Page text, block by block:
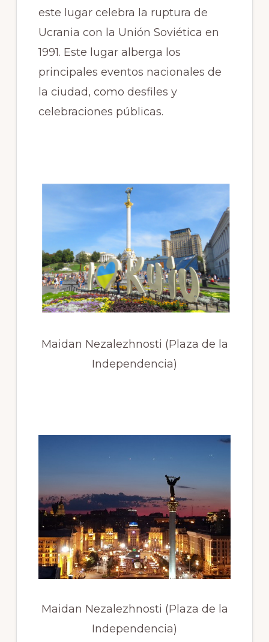
este lugar celebra la ruptura de
Ucrania con la Unión Soviética en
1991. Este lugar alberga los
principales eventos nacionales de
la ciudad, como desfiles y
celebraciones públicas.
Maidan Nezalezhnosti (Plaza de la
Independencia)
Maidan Nezalezhnosti (Plaza de la
Independencia)